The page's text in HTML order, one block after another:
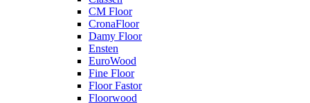
CM Floor
CronaFloor
Damy Floor
Ensten
EuroWood
Fine Floor
Floor Fastor
Floorwood